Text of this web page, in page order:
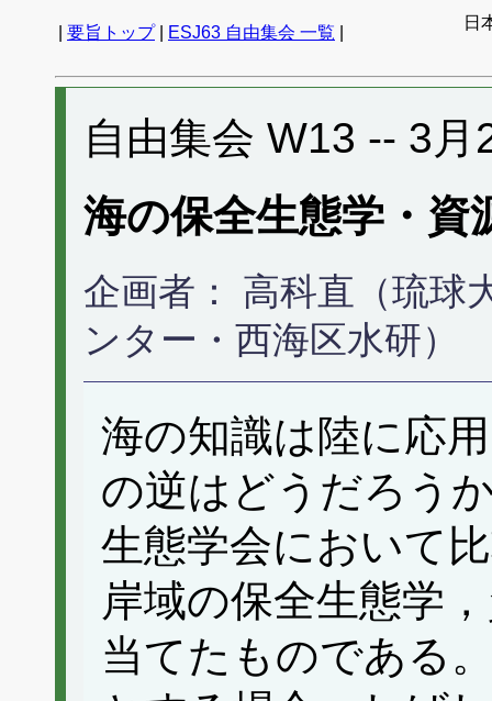
要旨トップ| ESJ63 自由集会 一覧
日
自由集会 W13 -- 3
海の保全生態学・資
企画者： 高科直（琉球
ンター・西海区水研）
海の知識は陸に応
の逆はどうだろう
生態学会において
岸域の保全生態学
当てたものである